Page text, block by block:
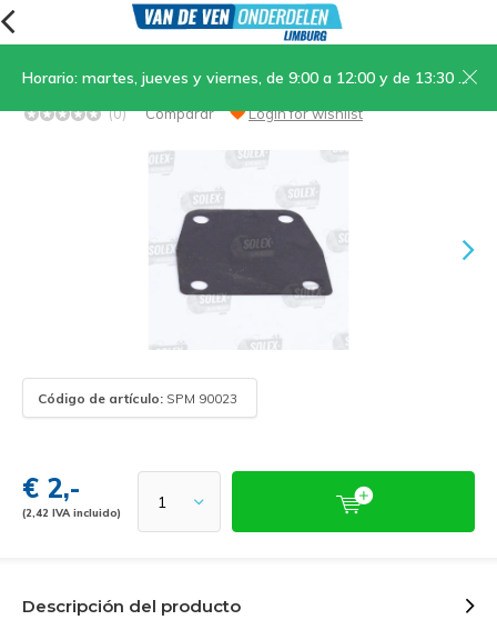
Horario: martes, jueves y viernes, de 9:00 a 12:00 y de 13:30 a 17:00; sábados, de 9:00 a 12:00
16. Diafragma de bomba de combustible
(0) Comparar Login for wishlist
Código de artículo: SPM 90023
€ 2,-
(2,42 IVA incluido)
Descripción del producto